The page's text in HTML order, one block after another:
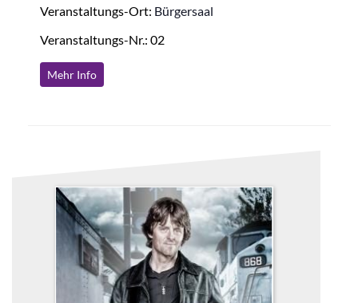
Veranstaltungs-Ort: Bürgersaal
Veranstaltungs-Nr.: 02
Mehr Info